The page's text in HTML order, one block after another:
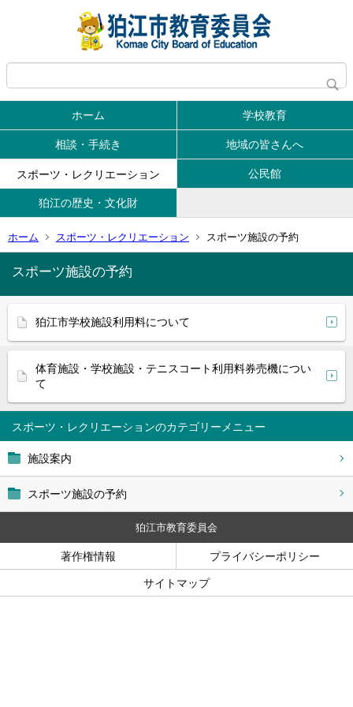
ホーム 学校教育
相談・手続き 地域の皆さんへ
スポーツ・レクリエーション 公民館
狛江の歴史・文化財
ホーム スポーツ・レクリエーション スポーツ施設の予約
スポーツ・レクリエーション
施設案内
スポーツ施設の予約
スポーツ施設の予約
狛江市学校施設利用料について
体育施設・学校施設・テニスコート利用料券売機につい
て
狛江市教育委員会
著作権情報 プライバシーポリシー
サイトマップ